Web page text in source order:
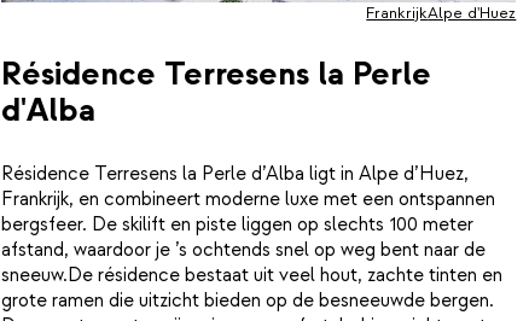
Résidence Terresens la Perle
d'Alba
FrankrijkAlpe d'Huez
Résidence Terresens la Perle d’Alba ligt in Alpe d’Huez,
Frankrijk, en combineert moderne luxe met een ontspannen
bergsfeer. De skilift en piste liggen op slechts 100 meter
afstand, waardoor je ’s ochtends snel op weg bent naar de
sneeuw.De résidence bestaat uit veel hout, zachte tinten en
grote ramen die uitzicht bieden op de besneeuwde bergen.